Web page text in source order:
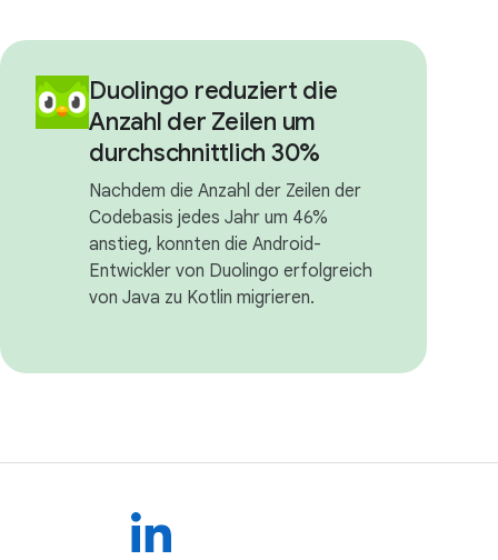
Duolingo reduziert die
Anzahl der Zeilen um
durchschnittlich 30%
Nachdem die Anzahl der Zeilen der
Codebasis jedes Jahr um 46%
anstieg, konnten die Android-
Entwickler von Duolingo erfolgreich
von Java zu Kotlin migrieren.